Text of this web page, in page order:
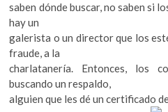
saben dónde buscar, no saben si
hay un
galerista o un director que los
fraude, a la
charlatanería. Entonces, los
buscando un respaldo,
alguien que les dé un certificado